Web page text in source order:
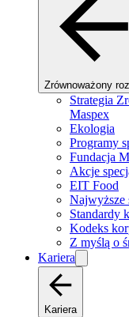
Zrównoważony
Strategia
Maspex
Ekologia
Programy
Fundacja
Akcje
EIT Food
Najwyższe
Standardy
Kodeks
Z myślą o
Kariera
Kariera